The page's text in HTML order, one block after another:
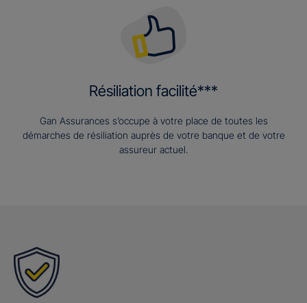
Résiliation facilité***
Gan Assurances s’occupe à votre place de toutes les
démarches de résiliation auprès de votre banque et de votre
assureur actuel.